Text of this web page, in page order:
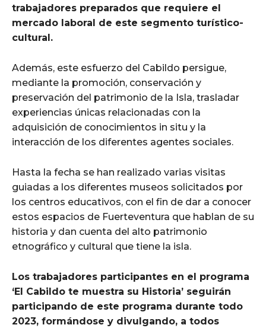
trabajadores preparados que requiere el
mercado laboral de este segmento turístico-
cultural.
Además, este esfuerzo del Cabildo persigue,
mediante la promoción, conservación y
preservación del patrimonio de la Isla, trasladar
experiencias únicas relacionadas con la
adquisición de conocimientos in situ y la
interacción de los diferentes agentes sociales.
Hasta la fecha se han realizado varias visitas
guiadas a los diferentes museos solicitados por
los centros educativos, con el fin de dar a conocer
estos espacios de Fuerteventura que hablan de su
historia y dan cuenta del alto patrimonio
etnográfico y cultural que tiene la isla.
Los trabajadores participantes en el programa
‘El Cabildo te muestra su Historia’ seguirán
participando de este programa durante todo
2023, formándose y divulgando, a todos